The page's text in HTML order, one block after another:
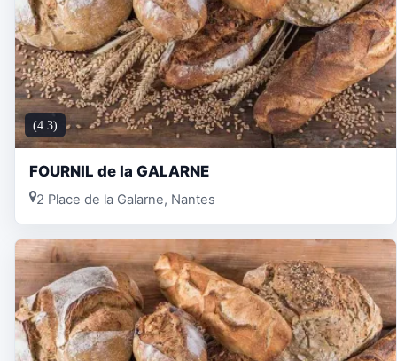
(4.3)
FOURNIL de la GALARNE
2 Place de la Galarne, Nantes